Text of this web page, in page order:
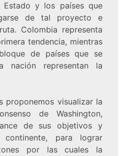
y los países que
de tal proyecto e
Colombia representa
tendencia, mientras
de países que se
nación representan la
proponemos visualizar la
de Washington,
de sus objetivos y
para lograr
por las cuales la